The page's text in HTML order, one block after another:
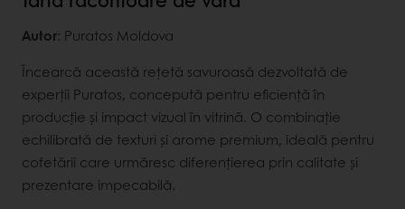
Autor: Puratos Moldova
Încearcă această rețetă savuroasă dezvoltată de
experții Puratos, concepută pentru eficiență în
producție și impact vizual în vitrină. O combinație
echilibrată de texturi și arome premium, ideală pentru
cofetării care urmăresc diferențierea prin calitate și
prezentare impecabilă.